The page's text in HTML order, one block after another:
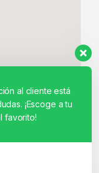
al cliente está
¡Escoge a tu
favorito!